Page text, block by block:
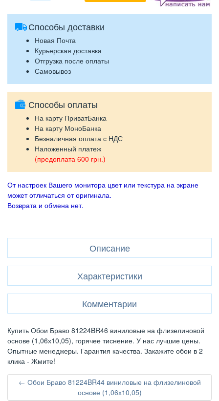
Способы доставки
Новая Почта
Курьерская доставка
Отгрузка после оплаты
Самовывоз
Способы оплаты
На карту ПриватБанка
На карту МоноБанка
Безналичная оплата с НДС
Наложенный платеж
(предоплата 600 грн.)
От настроек Вашего монитора цвет или текстура на экране
может отличаться от оригинала.
Возврата и обмена нет.
Описание
Характеристики
Комментарии
Купить Обои Браво 81224BR46 виниловые на флизелиновой
основе (1,06х10,05), горячее тиснение. У нас лучшие цены.
Опытные менеджеры. Гарантия качества. Закажите обои в 2
клика - Жмите!
← Обои Браво 81224BR44 виниловые на флизелиновой
основе (1,06х10,05)